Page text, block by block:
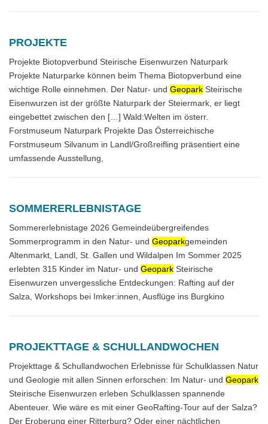
PROJEKTE
Projekte Biotopverbund Steirische Eisenwurzen Naturpark
Projekte Naturparke können beim Thema Biotopverbund eine
wichtige Rolle einnehmen. Der Natur- und Geopark Steirische
Eisenwurzen ist der größte Naturpark der Steiermark, er liegt
eingebettet zwischen den […] Wald:Welten im österr.
Forstmuseum Naturpark Projekte Das Österreichische
Forstmuseum Silvanum in Landl/Großreifling präsentiert eine
umfassende Ausstellung,
SOMMERERLEBNISTAGE
Sommererlebnistage 2026 Gemeindeübergreifendes
Sommerprogramm in den Natur- und Geoparkgemeinden
Altenmarkt, Landl, St. Gallen und Wildalpen Im Sommer 2025
erlebten 315 Kinder im Natur- und Geopark Steirische
Eisenwurzen unvergessliche Entdeckungen: Rafting auf der
Salza, Workshops bei Imker:innen, Ausflüge ins Burgkino
PROJEKTTAGE & SCHULLANDWOCHEN
Projekttage & Schullandwochen Erlebnisse für Schulklassen Natur
und Geologie mit allen Sinnen erforschen: Im Natur- und Geopark
Steirische Eisenwurzen erleben Schulklassen spannende
Abenteuer. Wie wäre es mit einer GeoRafting-Tour auf der Salza?
Der Eroberung einer Ritterburg? Oder einer nächtlichen